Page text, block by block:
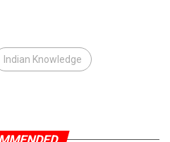
Indian Knowledge